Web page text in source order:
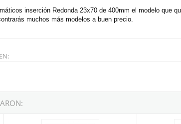
inserción Redonda 23x70 de 400mm el modelo que
muchos más modelos a buen precio.